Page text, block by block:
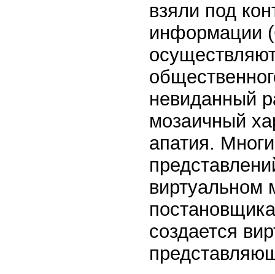
взяли под
информации
невиданный
мозаичный
апатия.
виртуальном
создается